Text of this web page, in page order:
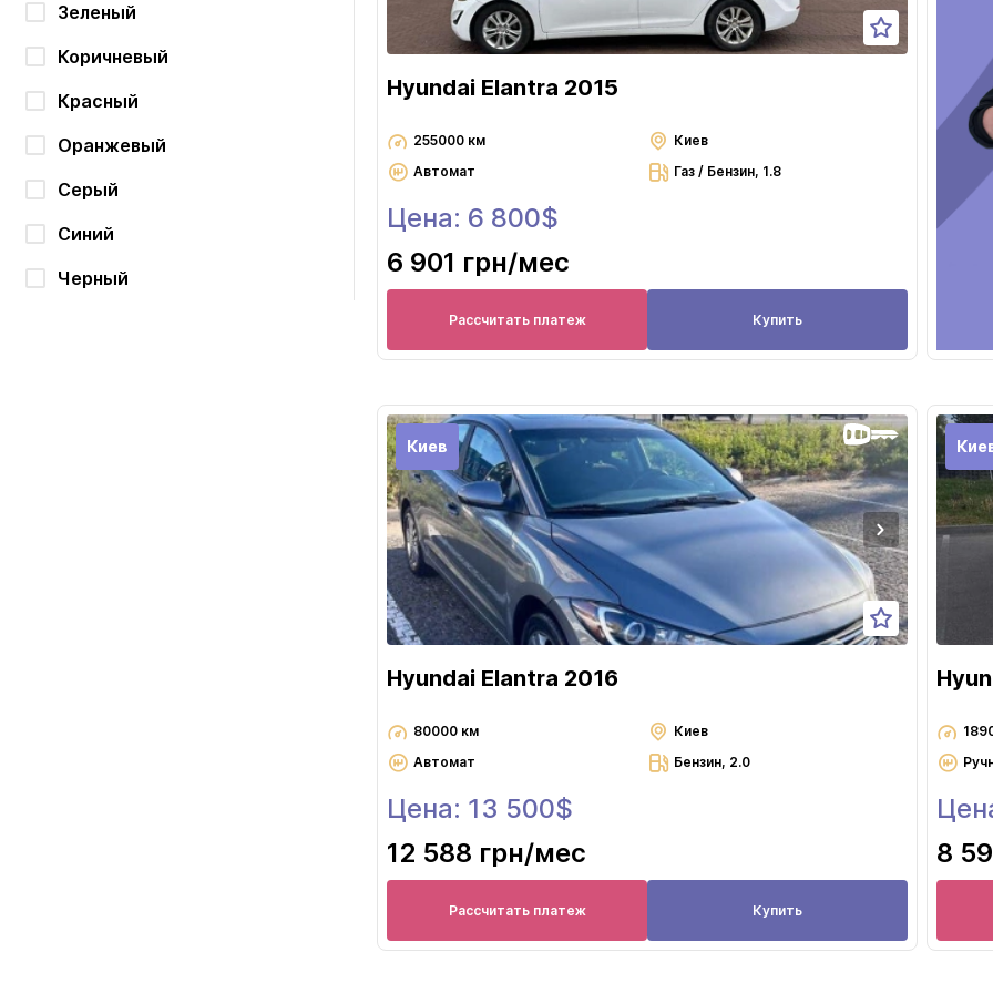
Зеленый
Коричневый
Красный
Оранжевый
Серый
Синий
Черный
Hyundai Elantra 2015
255000 км
Киев
Автомат
Газ / Бензин, 1.8
Цена: 6 800$
6 901 грн/мес
Рассчитать платеж Купить
Киев
Hyundai Elantra 2016
80000 км
Киев
Автомат
Бензин, 2.0
Цена: 13 500$
12 588 грн/мес
Рассчитать платеж Купить
8